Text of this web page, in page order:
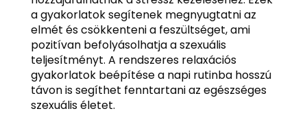
a gyakorlatok segítenek megnyugtatni az
elmét és csökkenteni a feszültséget, ami
pozitívan befolyásolhatja a szexuális
teljesítményt. A rendszeres relaxációs
gyakorlatok beépítése a napi rutinba hosszú
távon is segíthet fenntartani az egészséges
szexuális életet.